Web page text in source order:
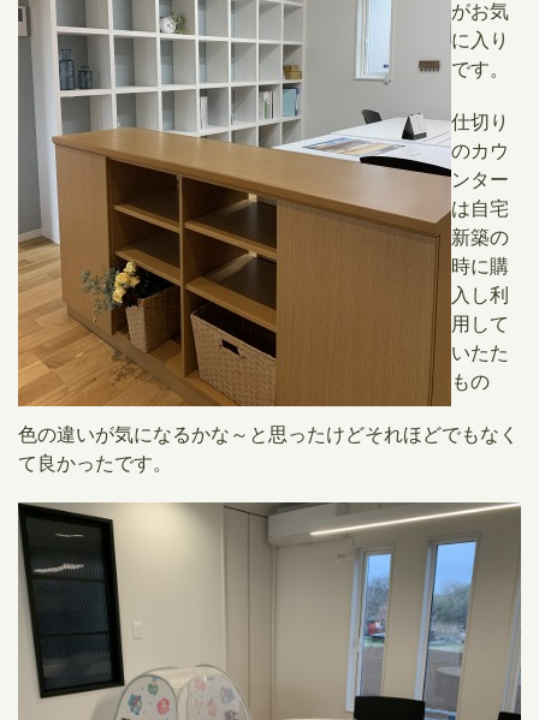
がお気
に入り
です。
仕切り
のカウ
ンター
は自宅
新築の
時に購
入し利
用して
いたた
もの
色の違いが気になるかな～と思ったけどそれほどでもなく
て良かったです。